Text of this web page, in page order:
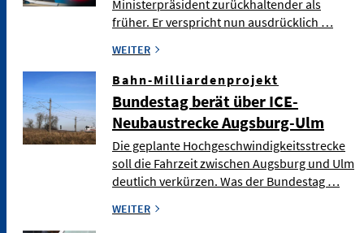
Ministerpräsident zurückhaltender als
früher. Er verspricht nun ausdrücklich …
WEITER
Bahn-Milliardenprojekt
Bundestag berät über ICE-
Neubaustrecke Augsburg-Ulm
Die geplante Hochgeschwindigkeitsstrecke
soll die Fahrzeit zwischen Augsburg und Ulm
deutlich verkürzen. Was der Bundestag …
WEITER